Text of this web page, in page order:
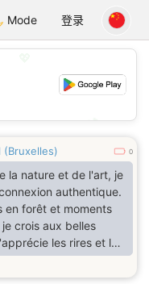
Mode 登录
💕
(Bruxelles) 0
la nature et de l'art, je
authentique.
en forêt et moments
crois aux belles
les rires et les
profondes. Prêt à
et créer des